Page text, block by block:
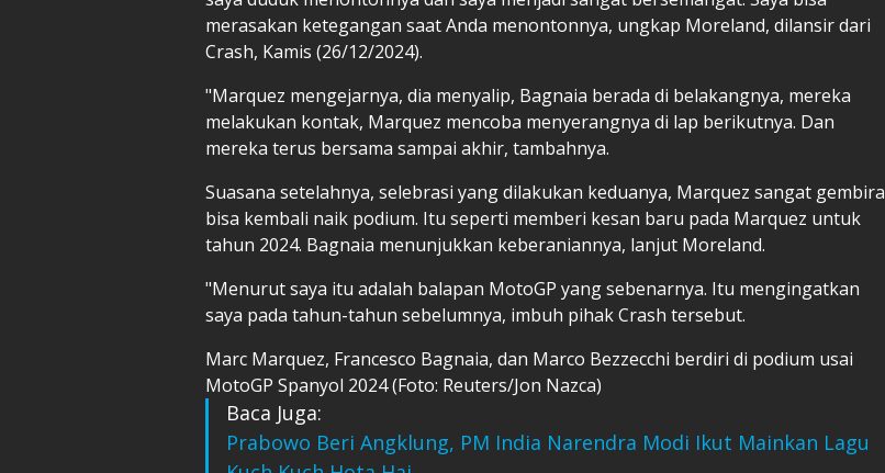
merasakan ketegangan saat Anda menontonnya, ungkap Moreland, dilansir dari
Crash, Kamis (26/12/2024).
"Marquez mengejarnya, dia menyalip, Bagnaia berada di belakangnya, mereka
melakukan kontak, Marquez mencoba menyerangnya di lap berikutnya. Dan
mereka terus bersama sampai akhir, tambahnya.
Suasana setelahnya, selebrasi yang dilakukan keduanya, Marquez sangat gembira
bisa kembali naik podium. Itu seperti memberi kesan baru pada Marquez untuk
tahun 2024. Bagnaia menunjukkan keberaniannya, lanjut Moreland.
"Menurut saya itu adalah balapan MotoGP yang sebenarnya. Itu mengingatkan
saya pada tahun-tahun sebelumnya, imbuh pihak Crash tersebut.
Marc Marquez, Francesco Bagnaia, dan Marco Bezzecchi berdiri di podium usai
MotoGP Spanyol 2024 (Foto: Reuters/Jon Nazca)
Baca Juga:
Prabowo Beri Angklung, PM India Narendra Modi Ikut Mainkan Lagu